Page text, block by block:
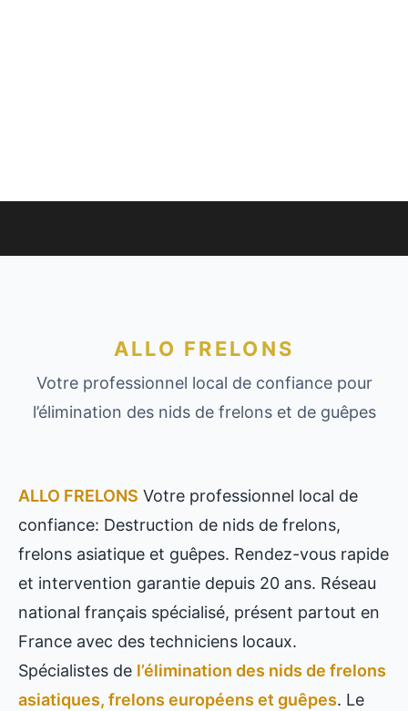
ALLO FRELONS
Votre professionnel local de confiance pour
l’élimination des nids de frelons et de guêpes
ALLO FRELONS Votre professionnel local de
confiance: Destruction de nids de frelons,
frelons asiatique et guêpes. Rendez-vous rapide
et intervention garantie depuis 20 ans. Réseau
national français spécialisé, présent partout en
France avec des techniciens locaux.
Spécialistes de l’élimination des nids de frelons
asiatiques, frelons européens et guêpes. Le